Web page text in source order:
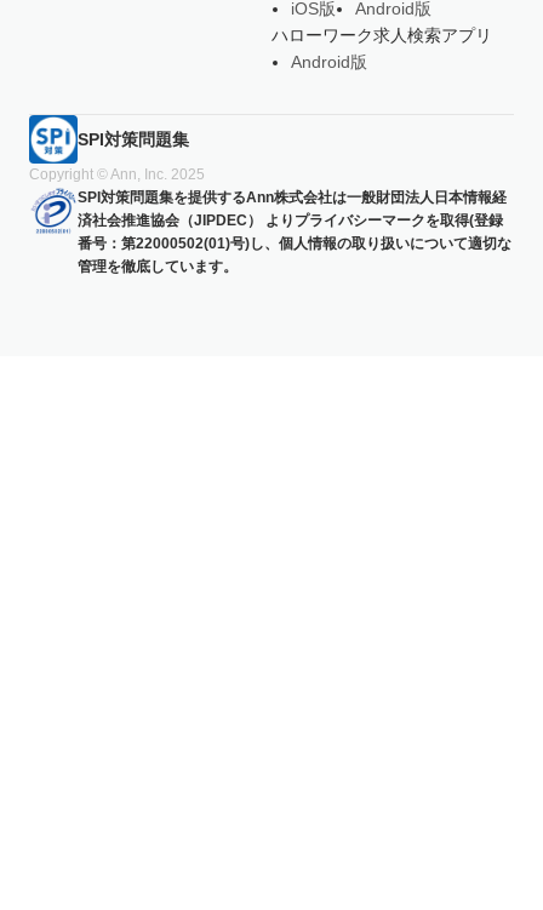
iOS版
Android版
ハローワーク求人検索アプリ
Android版
SPI対策問題集
Copyright © Ann, Inc. 2025
SPI対策問題集を提供するAnn株式会社は一般財団法人日本情報経
済社会推進協会（JIPDEC） よりプライバシーマークを取得(登録
番号：第22000502(01)号)し、個人情報の取り扱いについて適切な
管理を徹底しています。